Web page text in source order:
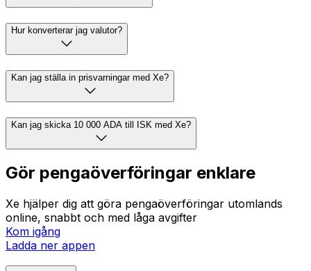
Hur konverterar jag valutor?
Kan jag ställa in prisvarningar med Xe?
Kan jag skicka 10 000 ADA till ISK med Xe?
Gör pengaöverföringar enklare
Xe hjälper dig att göra pengaöverföringar utomlands
online, snabbt och med låga avgifter
Kom igång
Ladda ner appen